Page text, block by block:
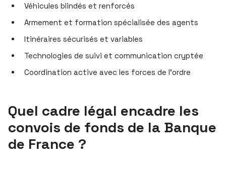
Véhicules blindés et renforcés
Armement et formation spécialisée des agents
Itinéraires sécurisés et variables
Technologies de suivi et communication cryptée
Coordination active avec les forces de l’ordre
Quel cadre légal encadre les
convois de fonds de la Banque
de France ?